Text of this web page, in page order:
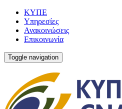
ΚΥΠΕ
Υπηρεσίες
Ανακοινώσεις
Επικοινωνία
Toggle navigation